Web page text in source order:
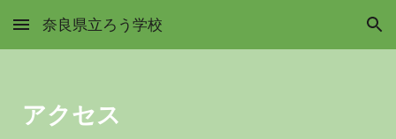
Skip to main content Skip to navigation
奈良県立ろう学校
アクセス